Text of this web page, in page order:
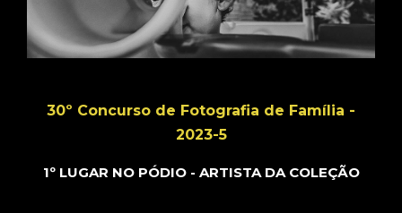
30º Concurso de Fotografia de Família -
2023-5
1º LUGAR NO PÓDIO - ARTISTA DA COLEÇÃO